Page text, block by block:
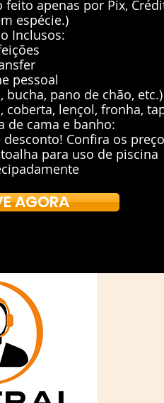
apenas por Pix,
espécie.)
Inclusos:
pessoal
pano de chão, etc.)
lençol, fronha,
de cama e banho:
Confira os
para uso de piscina
AGORA